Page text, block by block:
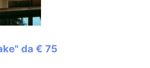
da € 75